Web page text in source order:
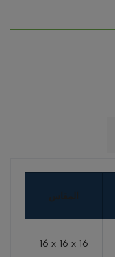
16 x 16 x 16